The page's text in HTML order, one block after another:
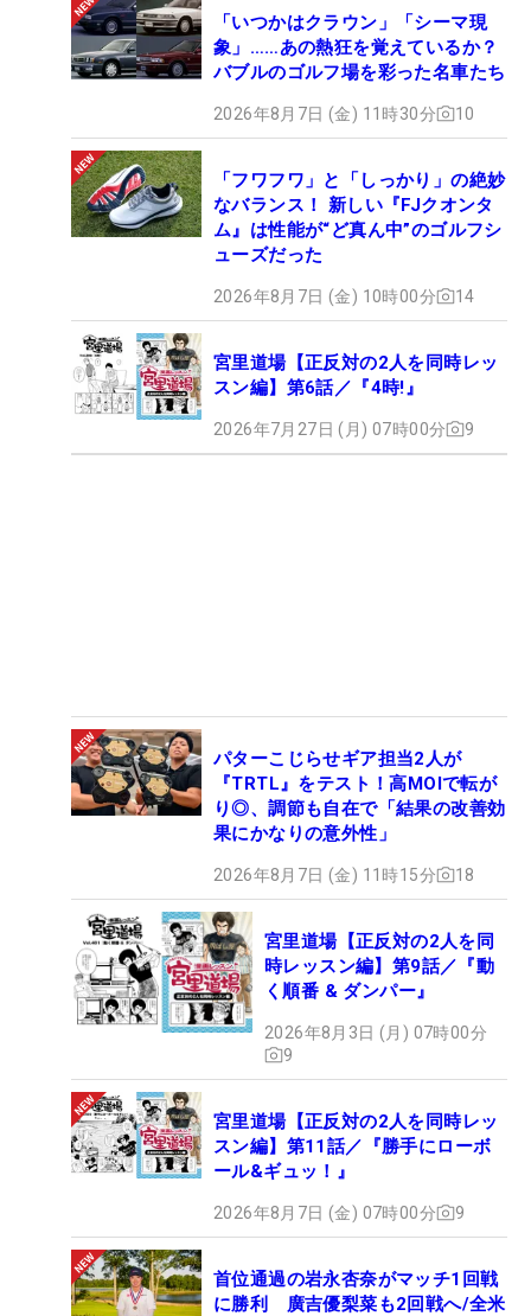
「いつかはクラウン」「シーマ現
象」……あの熱狂を覚えているか？
バブルのゴルフ場を彩った名車たち
2026年8月7日 (金) 11時30分 10
「フワフワ」と「しっかり」の絶妙
なバランス！ 新しい『FJクオンタ
ム』は性能が“ど真ん中”のゴルフシ
ューズだった
2026年8月7日 (金) 10時00分 14
宮里道場【正反対の2人を同時レッ
スン編】第6話／『4時!』
2026年7月27日 (月) 07時00分 9
パターこじらせギア担当2人が
『TRTL』をテスト！高MOIで転が
り◎、調節も自在で「結果の改善効
果にかなりの意外性」
2026年8月7日 (金) 11時15分 18
宮里道場【正反対の2人を同
時レッスン編】第9話／『動
く順番 & ダンパー』
2026年8月3日 (月) 07時00分
9
宮里道場【正反対の2人を同時レッ
スン編】第11話／『勝手にローボ
ール&ギュッ！』
2026年8月7日 (金) 07時00分 9
首位通過の岩永杏奈がマッチ1回戦
に勝利 廣吉優梨菜も2回戦へ/全米